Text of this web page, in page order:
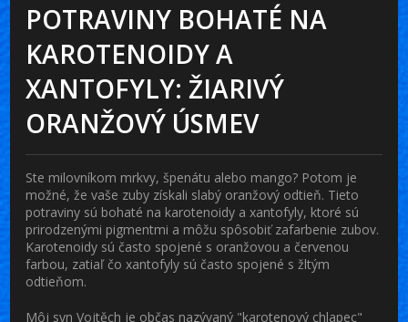
POTRAVINY BOHATÉ NA
KAROTENOIDY A
XANTOFYLY: ŽIARIVÝ
ORANŽOVÝ ÚSMEV
Ste milovníkom mrkvy, špenátu alebo mango? Potom je
možné, že vaše zuby získali slabý oranžový odtieň. Tieto
potraviny sú bohaté na karotenoidy a xantofyly, ktoré sú
prirodzenými pigmentmi a môžu spôsobiť zafarbenie zubov.
Karotenoidy sú často spojené s oranžovou a červenou
farbou, zatiaľ čo xantofyly sú často spojené s žltým
odtieňom.
Môj syn Vojtěch je občas nazývaný "karotenový chlapec"